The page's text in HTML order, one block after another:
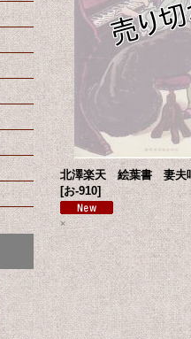
北澤楽天 絵葉書 妻夫
[お-910]
×